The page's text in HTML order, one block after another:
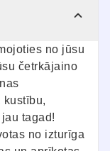
no jūsu
četrkājaino
kustību,
tagad!
no izturīga